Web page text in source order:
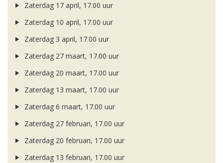
Zaterdag 17 april, 17.00 uur
Zaterdag 10 april, 17.00 uur
Zaterdag 3 april, 17.00 uur
Zaterdag 27 maart, 17.00 uur
Zaterdag 20 maart, 17.00 uur
Zaterdag 13 maart, 17.00 uur
Zaterdag 6 maart, 17.00 uur
Zaterdag 27 februari, 17.00 uur
Zaterdag 20 februari, 17.00 uur
Zaterdag 13 februari, 17.00 uur